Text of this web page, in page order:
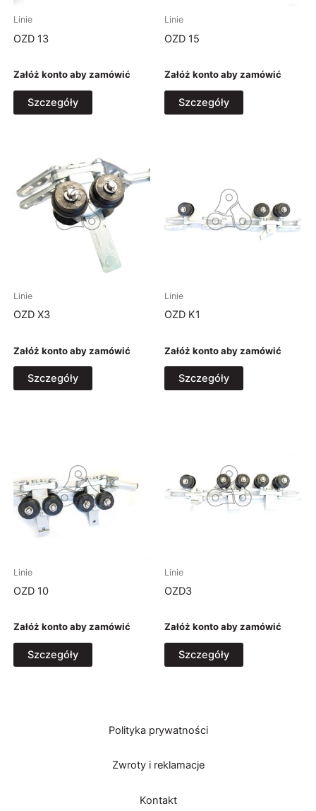
Linie
OZD 13
Załóż konto aby zamówić
Szczegóły
Linie
OZD 15
Załóż konto aby zamówić
Szczegóły
Linie
OZD X3
Załóż konto aby zamówić
Szczegóły
Linie
OZD K1
Załóż konto aby zamówić
Szczegóły
Linie
OZD 10
Załóż konto aby zamówić
Szczegóły
Linie
OZD3
Załóż konto aby zamówić
Szczegóły
Polityka prywatności
Zwroty i reklamacje
Kontakt